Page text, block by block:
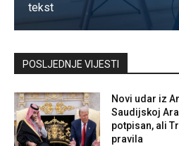
tekst
Kontaktirajte nas
POSLJEDNJE VIJESTI
Novi udar iz
Saudijskoj
potpisan, ali
pravila